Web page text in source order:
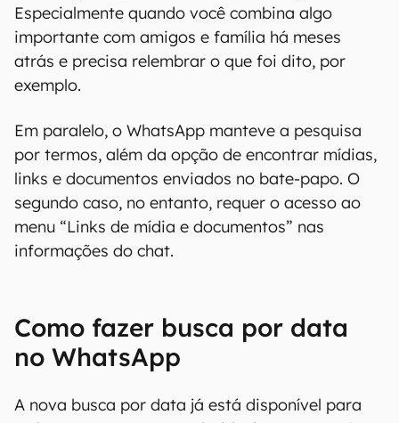
Especialmente quando você combina algo
importante com amigos e família há meses
atrás e precisa relembrar o que foi dito, por
exemplo.
Em paralelo, o WhatsApp manteve a pesquisa
por termos, além da opção de encontrar mídias,
links e documentos enviados no bate-papo. O
segundo caso, no entanto, requer o acesso ao
menu “Links de mídia e documentos” nas
informações do chat.
Como fazer busca por data
no WhatsApp
A nova busca por data já está disponível para